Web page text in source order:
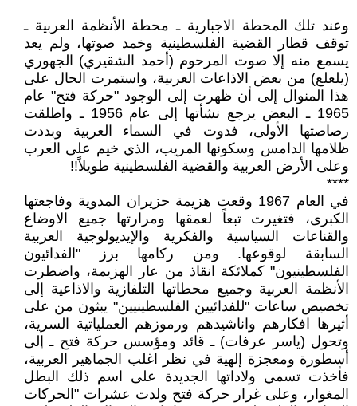
وعند تلك المحطة الاجبارية ـ محطة الأنظمة العربية ـ
توقف قطار القضية الفلسطينية وخمد صوتها، ولم يعد
يسمع منه إلا صوت المرحوم (أحمد الشقيري) الجهوري
(يلعلع) من بعض الاذاعات العربية، واستمرت الحال على
هذا المنوال إلى أن ظهرت إلى الوجود "حركة فتح" عام
1965 ـ البعض يرجع نشأتها إلى عام 1956 ـ واطلقت
رصاصتها الأولى، فدوت في السماء العربية وبددت
ظلامها الدامس وسكونها المريب، الذي خيم على العرب
وعلى الأرض العربية والقضية الفلسطينية طويلاً!!
****
في العام 1967 وقعت هزيمة حزيران المدوية وفاجعتها
الكبرى، فتغيرت تبعاً لعمقها ومرارتها جميع الاوضاع
والقناعات السياسية والفكرية والإيديولوجية العربية
السابقة لوقوعها. ومن ركامها برز "الفدائيون
الفلسطينيون" كملائكة انقاذ من عار الهزيمة، واضطرت
الأنظمة العربية وجميع محطاتها التلفازية والاذاعية إلى
تخصيص ساعات "للفدائيين الفلسطينيين" يبثون من على
أثيرها افكارهم واناشيدهم ورموزهم العملياتية السرية،
وتحول (ياسر عرفات) ـ قائد ومؤسس حركة فتح ـ إلى
أسطورة ومعجزة إلهية في نظر اغلب الجماهير العربية،
فأخذت تسمي ولاداتها الجديدة على اسم ذلك البطل
المغوار، وعلى غرار حركة فتح ولدت عشرات "الحركات